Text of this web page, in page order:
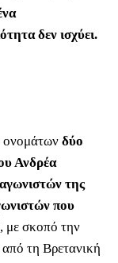
δεν ισχύει.
ονομάτων δύο
Ανδρέα
της
που
, με σκοπό την
τη Βρετανική